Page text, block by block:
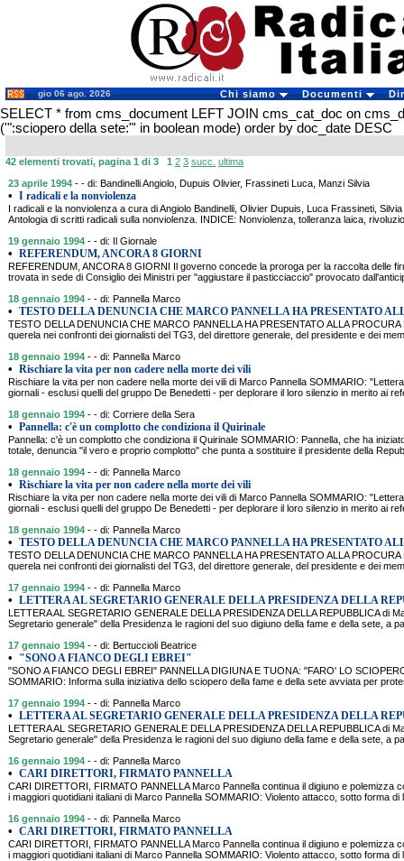
gio 06 ago. 2026 Chi siamo Documenti
SELECT * from cms_document LEFT JOIN cms_cat_doc on
('":sciopero della sete:"' in boolean mode) order by doc_date DESC
42 elementi trovati, pagina 1 di 3 1 2 3 succ. ultima
23 aprile 1994 - - di: Bandinelli Angiolo, Dupuis Olivier, Frassineti Luca, Manzi Silvia
• I radicali e la nonviolenza
I radicali e la nonviolenza a cura di Angiolo Bandinelli, Olivier Dupuis, Luca Frassineti,
Antologia di scritti radicali sulla nonviolenza. INDICE: Nonviolenza, tolleranza laica,
19 gennaio 1994 - - di: Il Giornale
• REFERENDUM, ANCORA 8 GIORNI
REFERENDUM, ANCORA 8 GIORNI Il governo concede la proroga per la raccolta delle
trovata in sede di Consiglio dei Ministri per "aggiustare il pasticciaccio" provocato
18 gennaio 1994 - - di: Pannella Marco
• TESTO DELLA DENUNCIA CHE MARCO PANNELLA HA PRESENTATO
TESTO DELLA DENUNCIA CHE MARCO PANNELLA HA PRESENTATO ALLA
querela nei confronti dei giornalisti del TG3, del direttore generale, del presidente e dei
18 gennaio 1994 - - di: Pannella Marco
• Rischiare la vita per non cadere nella morte dei vili
Rischiare la vita per non cadere nella morte dei vili di Marco Pannella SOMMARIO:
giornali - esclusi quelli del gruppo De Benedetti - per deplorare il loro silenzio in merito ai
18 gennaio 1994 - - di: Corriere della Sera
• Pannella: c'è un complotto che condiziona il Quirinale
Pannella: c'è un complotto che condiziona il Quirinale SOMMARIO: Pannella, che ha
totale, denuncia "il vero e proprio complotto" che punta a sostituire il presidente della
18 gennaio 1994 - - di: Pannella Marco
• Rischiare la vita per non cadere nella morte dei vili
Rischiare la vita per non cadere nella morte dei vili di Marco Pannella SOMMARIO:
giornali - esclusi quelli del gruppo De Benedetti - per deplorare il loro silenzio in merito ai
18 gennaio 1994 - - di: Pannella Marco
• TESTO DELLA DENUNCIA CHE MARCO PANNELLA HA PRESENTATO
TESTO DELLA DENUNCIA CHE MARCO PANNELLA HA PRESENTATO ALLA
querela nei confronti dei giornalisti del TG3, del direttore generale, del presidente e dei
17 gennaio 1994 - - di: Pannella Marco
• LETTERA AL SEGRETARIO GENERALE DELLA PRESIDENZA DELLA
LETTERA AL SEGRETARIO GENERALE DELLA PRESIDENZA DELLA REPUBBLICA di
Segretario generale" della Presidenza le ragioni del suo digiuno della fame e della sete, a
17 gennaio 1994 - - di: Bertuccioli Beatrice
• "SONO A FIANCO DEGLI EBREI"
"SONO A FIANCO DEGLI EBREI" PANNELLA DIGIUNA E TUONA: "FARO' LO
SOMMARIO: Informa sulla iniziativa dello sciopero della fame e della sete avviata per
17 gennaio 1994 - - di: Pannella Marco
• LETTERA AL SEGRETARIO GENERALE DELLA PRESIDENZA DELLA
LETTERA AL SEGRETARIO GENERALE DELLA PRESIDENZA DELLA REPUBBLICA di
Segretario generale" della Presidenza le ragioni del suo digiuno della fame e della sete, a
16 gennaio 1994 - - di: Pannella Marco
• CARI DIRETTORI, FIRMATO PANNELLA
CARI DIRETTORI, FIRMATO PANNELLA Marco Pannella continua il digiuno e polemizza
i maggiori quotidiani italiani di Marco Pannella SOMMARIO: Violento attacco, sotto forma di
16 gennaio 1994 - - di: Pannella Marco
• CARI DIRETTORI, FIRMATO PANNELLA
CARI DIRETTORI, FIRMATO PANNELLA Marco Pannella continua il digiuno e polemizza
i maggiori quotidiani italiani di Marco Pannella SOMMARIO: Violento attacco, sotto forma di